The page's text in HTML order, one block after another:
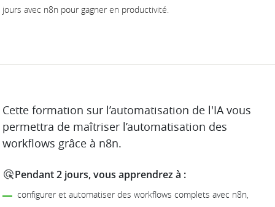
jours avec n8n pour gagner en productivité.
DESCRIPTION
Cette formation sur l’automatisation de l'IA vous
permettra de maîtriser l’automatisation des
workflows grâce à n8n.
Pendant 2 jours, vous apprendrez à :
configurer et automatiser des workflows complets avec n8n,